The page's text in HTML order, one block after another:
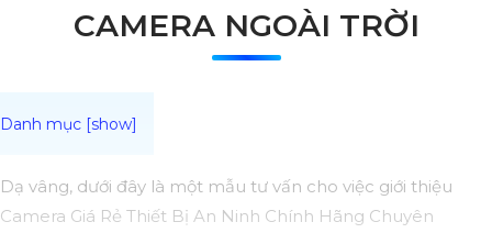
CAMERA NGOÀI TRỜI
Dạ vâng, dưới đây là một mẫu tư vấn cho việc giới thiệu
Camera Giá Rẻ Thiết Bị An Ninh Chính Hãng Chuyên